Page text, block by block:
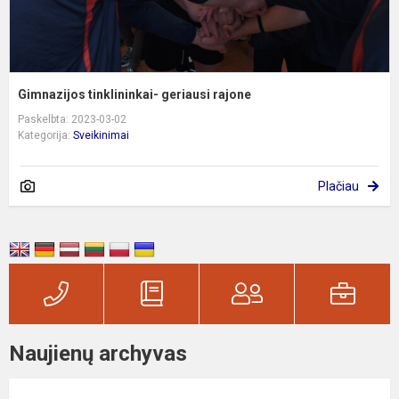
Gimnazijos tinklininkai- geriausi rajone
Paskelbta: 2023-03-02
Kategorija: Sveikinimai
Plačiau
Naujienų archyvas